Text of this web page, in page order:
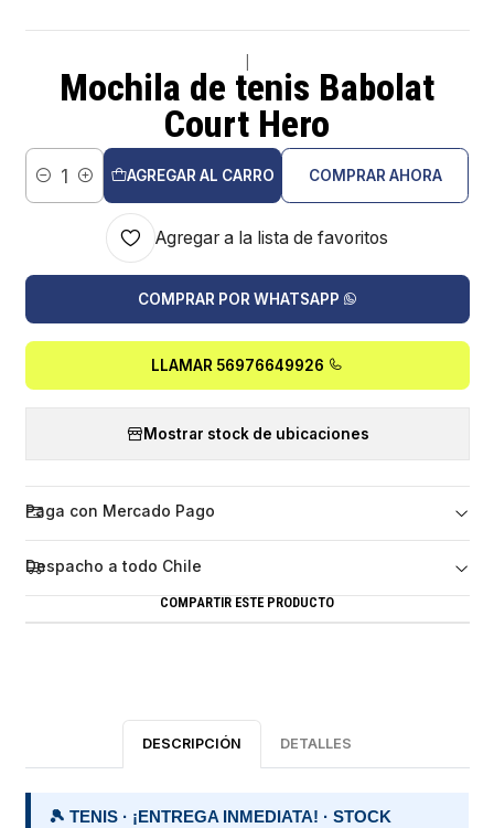
Mochila de tenis Babolat
Court Hero
Cantidad
AGREGAR AL CARRO COMPRAR AHORA
Agregar a la lista de favoritos
COMPRAR POR WHATSAPP
LLAMAR 56976649926
Mostrar stock de ubicaciones
Paga con Mercado Pago
Despacho a todo Chile
COMPARTIR ESTE PRODUCTO
DESCRIPCIÓN DETALLES
🎾 TENIS · ¡ENTREGA INMEDIATA! · STOCK